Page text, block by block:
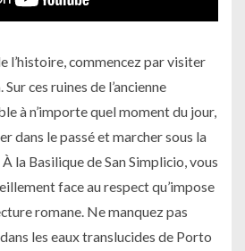
l’histoire, commencez par visiter
ces ruines de l’ancienne
à n’importe quel moment du jour,
dans le passé et marcher sous la
la Basilique de San Simplicio, vous
face au respect qu’impose
romane. Ne manquez pas
les eaux translucides de Porto